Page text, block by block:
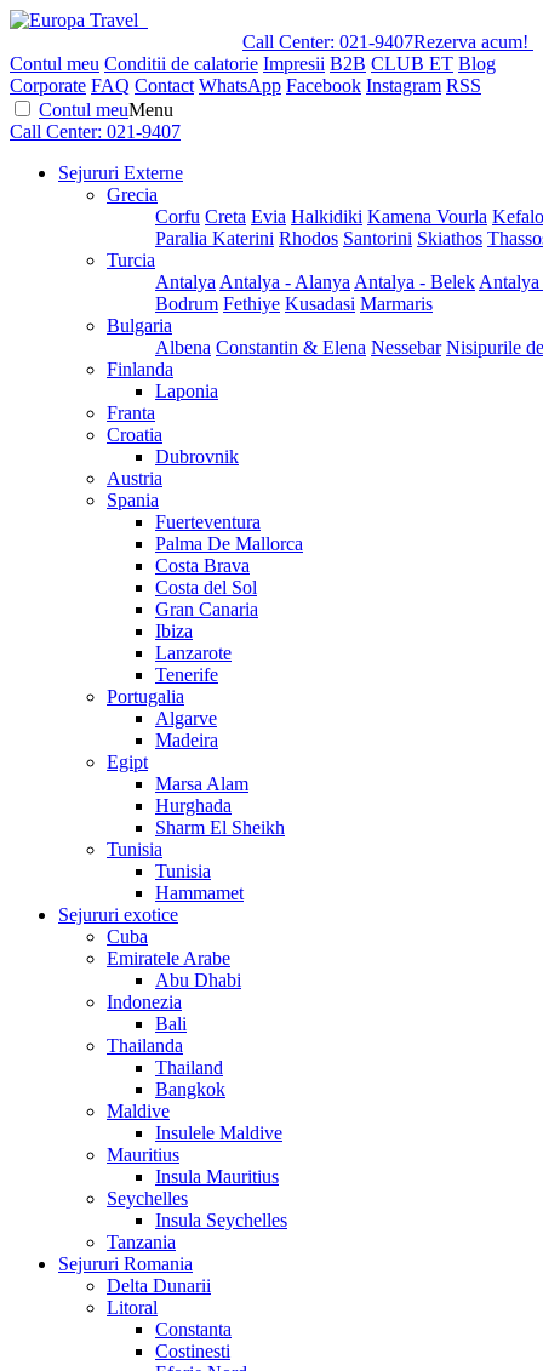
Call Center: 021-9407Rezerva acum!
Contul meu Conditii de calatorie Impresii B2B CLUB ET Blog
Corporate FAQ Contact WhatsApp Facebook Instagram RSS
Contul meuMenu
Call Center: 021-9407
Sejururi Externe
Grecia
Corfu Creta Evia Halkidiki Kamena Vourla
Paralia Katerini Rhodos Santorini Skiathos
Turcia
Antalya Antalya - Alanya Antalya - Belek
Bodrum Fethiye Kusadasi Marmaris
Bulgaria
Albena Constantin & Elena Nessebar Nisipurile
Finlanda
Laponia
Franta
Croatia
Dubrovnik
Austria
Spania
Fuerteventura
Palma De Mallorca
Costa Brava
Costa del Sol
Gran Canaria
Ibiza
Lanzarote
Tenerife
Portugalia
Algarve
Madeira
Egipt
Marsa Alam
Hurghada
Sharm El Sheikh
Tunisia
Tunisia
Hammamet
Sejururi exotice
Cuba
Emiratele Arabe
Abu Dhabi
Indonezia
Bali
Thailanda
Thailand
Bangkok
Maldive
Insulele Maldive
Mauritius
Insula Mauritius
Seychelles
Insula Seychelles
Tanzania
Sejururi Romania
Delta Dunarii
Litoral
Constanta
Costinesti